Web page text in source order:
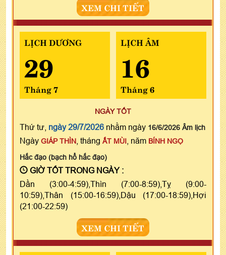
XEM CHI TIẾT
LỊCH DƯƠNG
29
Tháng 7
LỊCH ÂM
16
Tháng 6
NGÀY TỐT
Thứ tư, ngày 29/7/2026 nhằm ngày 16/6/2026 Âm lịch
Ngày GIÁP THÌN , tháng ẤT MÙI , năm BÍNH NGỌ
Hắc đạo (bạch hổ hắc đạo)
GIỜ TỐT TRONG NGÀY :
Dần (3:00-4:59),Thìn (7:00-8:59),Tỵ (9:00-
10:59),Thân (15:00-16:59),Dậu (17:00-18:59),Hợi
(21:00-22:59)
XEM CHI TIẾT